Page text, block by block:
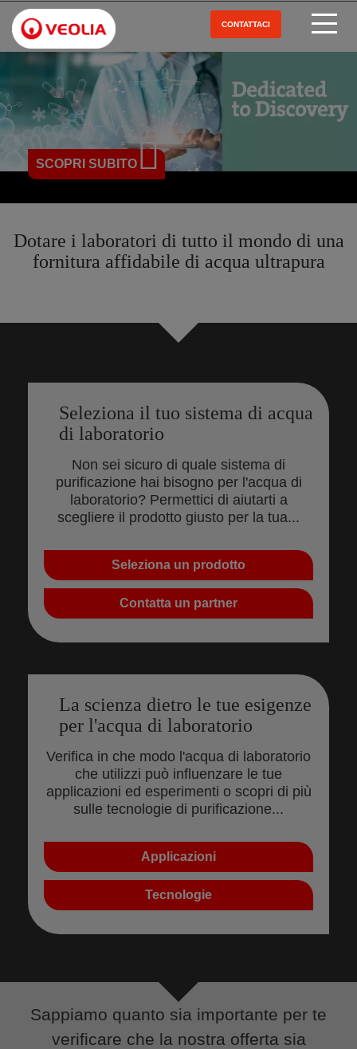
Salta
contenuto
principale
CONTATTACI
SCOPRI SUBITO
Dotare i laboratori di tutto il mondo di una
fornitura affidabile di acqua ultrapura
Seleziona il tuo sistema di acqua
di laboratorio
Non sei sicuro di quale sistema di
purificazione hai bisogno per l'acqua di
laboratorio? Permettici di aiutarti a
scegliere il prodotto giusto per la tua...
Seleziona un prodotto
Contatta un partner
La scienza dietro le tue esigenze
per l'acqua di laboratorio
Verifica in che modo l'acqua di laboratorio
che utilizzi può influenzare le tue
applicazioni ed esperimenti o scopri di più
sulle tecnologie di purificazione...
Applicazioni
Tecnologie
Sappiamo quanto sia importante per te
verificare che la nostra offerta sia